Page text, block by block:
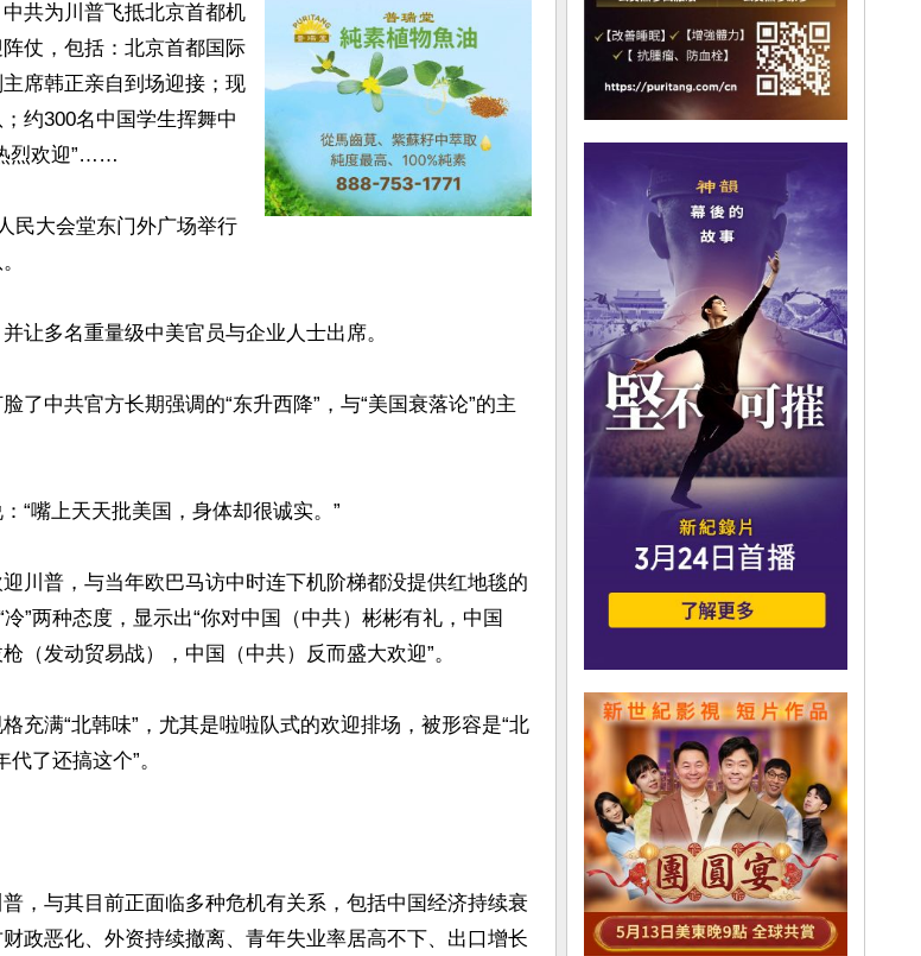
共为川普飞抵北京首都机
仗，包括：北京首都国际
席韩正亲自到场迎接；现
约300名中国学生挥舞中
烈欢迎”……
民大会堂东门外广场举行
让多名重量级中美官员与企业人士出席。
了中共官方长期强调的“东升西降”，与“美国衰落论”的主
“嘴上天天批美国，身体却很诚实。”
川普，与当年欧巴马访中时连下机阶梯都没提供红地毯的
”两种态度，显示出“你对中国（中共）彬彬有礼，中国
（发动贸易战），中国（中共）反而盛大欢迎”。
充满“北韩味”，尤其是啦啦队式的欢迎排场，被形容是“北
代了还搞这个”。
，与其目前正面临多种危机有关系，包括中国经济持续衰
政恶化、外资持续撤离、青年失业率居高不下、出口增长